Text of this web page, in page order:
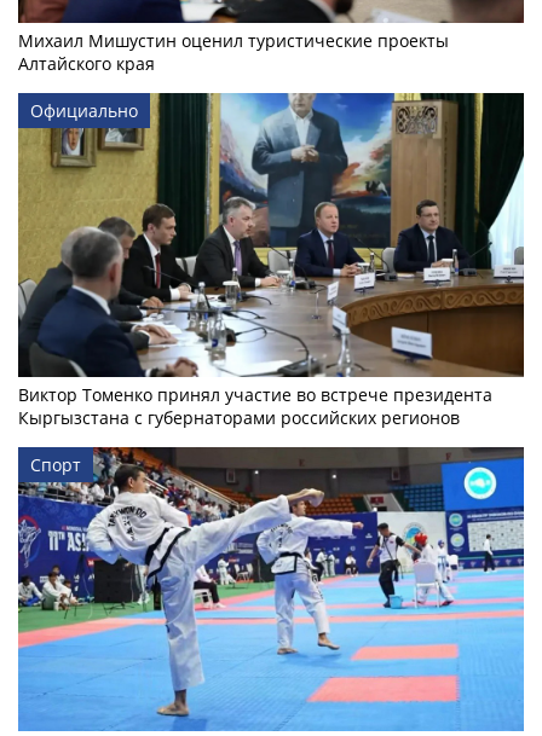
Михаил Мишустин оценил туристические проекты
Алтайского края
Официально
Виктор Томенко принял участие во встрече президента
Кыргызстана с губернаторами российских регионов
Спорт